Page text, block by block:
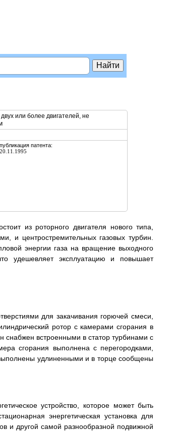
или более двигателей, не
публикация патента:
20.11.1995
из роторного двигателя нового типа,
и центростремительных газовых турбин.
энергии газа на вращение выходного
удешевляет эксплуатацию и повышает
для закачивания горючей смеси,
ротор с камерами сгорания в
встроенными в статор турбинами с
сгорания выполнена с перегородками,
удлиненными и в торце сообщены
устройство, которое может быть
энергетическая установка для
и другой самой разнообразной подвижной